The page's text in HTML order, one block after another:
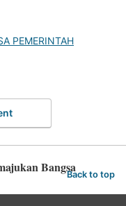
PEMERINTAH
BangsaBack to top